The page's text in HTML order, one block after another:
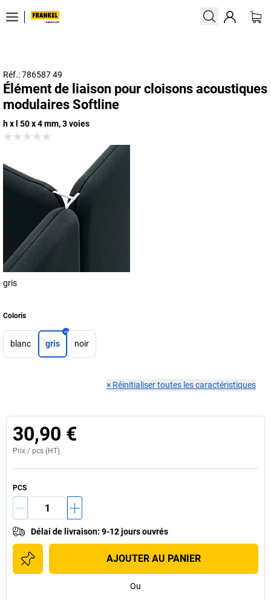
Réf.: 786587 49
Élément de liaison pour cloisons acoustiques
modulaires Softline
h x l 50 x 4 mm, 3 voies
gris
Coloris
blanc gris noir
× Réinitialiser toutes les caractéristiques
30,90 €
Prix / pcs (HT)
PCS
Délai de livraison: 9-12 jours ouvrés
AJOUTER AU PANIER
Ou